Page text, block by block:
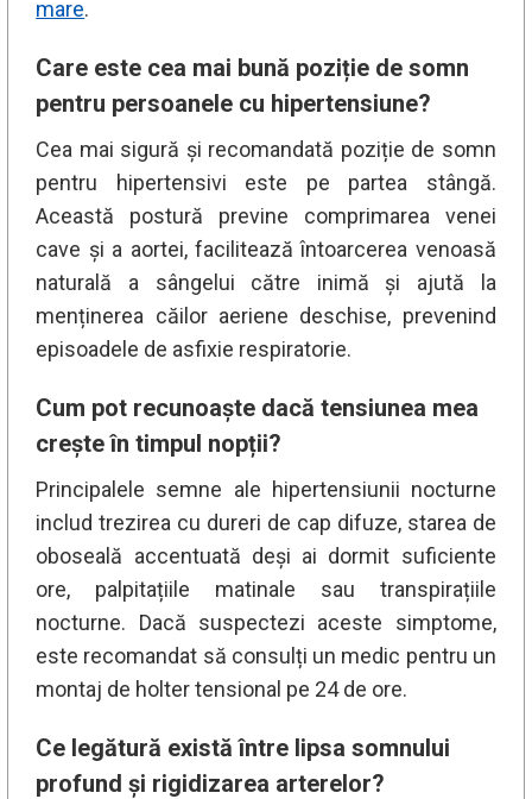
mare.
Care este cea mai bună poziție de somn
pentru persoanele cu hipertensiune?
Cea mai sigură și recomandată poziție de somn
pentru hipertensivi este pe partea stângă.
Această postură previne comprimarea venei
cave și a aortei, facilitează întoarcerea venoasă
naturală a sângelui către inimă și ajută la
menținerea căilor aeriene deschise, prevenind
episoadele de asfixie respiratorie.
Cum pot recunoaște dacă tensiunea mea
crește în timpul nopții?
Principalele semne ale hipertensiunii nocturne
includ trezirea cu dureri de cap difuze, starea de
oboseală accentuată deși ai dormit suficiente
ore, palpitațiile matinale sau transpirațiile
nocturne. Dacă suspectezi aceste simptome,
este recomandat să consulți un medic pentru un
montaj de holter tensional pe 24 de ore.
Ce legătură există între lipsa somnului
profund și rigidizarea arterelor?